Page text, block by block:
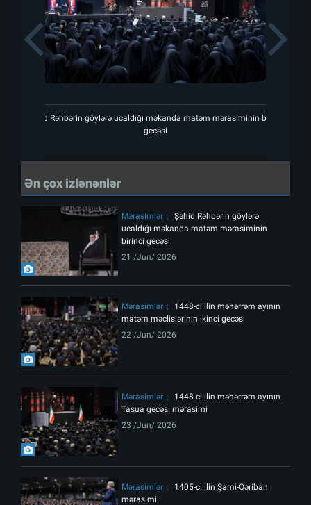
Şəhid Rəhbərin göylərə ucaldığı məkanda matəm mərasiminin birinci
gecəsi
Previous
Ən çox izlənənlər
Mərasimlər
Şəhid Rəhbərin göylərə
ucaldığı məkanda matəm mərasiminin
birinci gecəsi
21 /Jun/ 2026
Mərasimlər
1448-ci ilin məhərrəm ayının
matəm məclislərinin ikinci gecəsi
22 /Jun/ 2026
Mərasimlər
1448-ci ilin məhərrəm ayının
Tasua gecəsi mərasimi
23 /Jun/ 2026
Mərasimlər
1405-ci ilin Şami-Qəriban
mərasimi